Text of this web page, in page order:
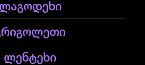
ლაგოდეხი
ლენტეხი